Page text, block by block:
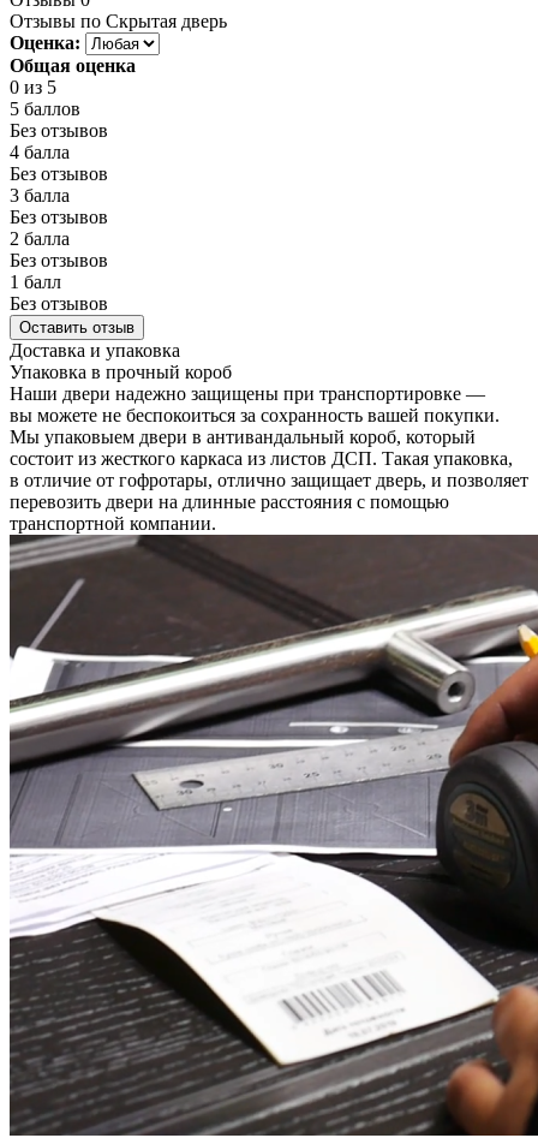
Отзывы по Скрытая дверь
Оценка:
Общая оценка
0 из 5
5 баллов
Без отзывов
4 балла
Без отзывов
3 балла
Без отзывов
2 балла
Без отзывов
1 балл
Без отзывов
Оставить отзыв
Доставка и упаковка
Упаковка в прочный короб
Наши двери надежно защищены при транспортировке —
вы можете не беспокоиться за сохранность вашей покупки.
Мы упаковыем двери в антивандальный короб, который
состоит из жесткого каркаса из листов ДСП. Такая упаковка,
в отличие от гофротары, отлично защищает дверь, и позволяет
перевозить двери на длинные расстояния с помощью
транспортной компании.